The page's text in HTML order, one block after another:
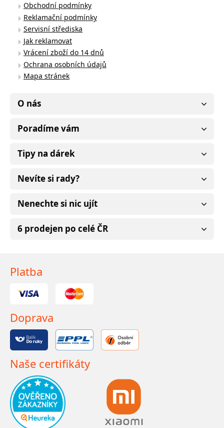
Obchodní podmínky
Reklamační podmínky
Servisní střediska
Jak reklamovat
Vrácení zboží do 14 dnů
Ochrana osobních údajů
Mapa stránek
O nás
Poradíme vám
Tipy na dárek
Nevíte si rady?
Nenechte si nic ujít
6 prodejen po celé ČR
Platba
Doprava
Naše certifikáty